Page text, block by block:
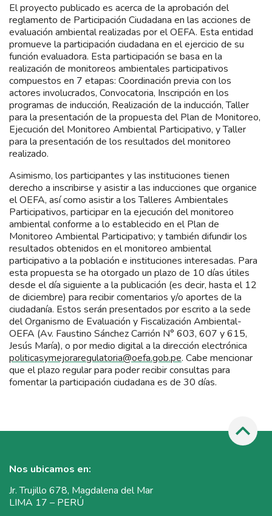
El proyecto publicado es acerca de la aprobación del
reglamento de Participación Ciudadana en las acciones de
evaluación ambiental realizadas por el OEFA. Esta entidad
promueve la participación ciudadana en el ejercicio de su
función evaluadora. Esta participación se basa en la
realización de monitoreos ambientales participativos
compuestos en 7 etapas: Coordinación previa con los
actores involucrados, Convocatoria, Inscripción en los
programas de inducción, Realización de la inducción, Taller
para la presentación de la propuesta del Plan de Monitoreo,
Ejecución del Monitoreo Ambiental Participativo, y Taller
para la presentación de los resultados del monitoreo
realizado.
Asimismo, los participantes y las instituciones tienen
derecho a inscribirse y asistir a las inducciones que organice
el OEFA, así como asistir a los Talleres Ambientales
Participativos, participar en la ejecución del monitoreo
ambiental conforme a lo establecido en el Plan de
Monitoreo Ambiental Participativo; y también difundir los
resultados obtenidos en el monitoreo ambiental
participativo a la población e instituciones interesadas. Para
esta propuesta se ha otorgado un plazo de 10 días útiles
desde el día siguiente a la publicación (es decir, hasta el 12
de diciembre) para recibir comentarios y/o aportes de la
ciudadanía. Estos serán presentados por escrito a la sede
del Organismo de Evaluación y Fiscalización Ambiental-
OEFA (Av. Faustino Sánchez Carrión N° 603, 607 y 615,
Jesús María), o por medio digital a la dirección electrónica
politicasymejoraregulatoria@oefa.gob.pe. Cabe mencionar
que el plazo regular para poder recibir consultas para
fomentar la participación ciudadana es de 30 días.
Nos ubicamos en:
Jr. Trujillo 678, Magdalena del Mar
LIMA 17 – PERÚ